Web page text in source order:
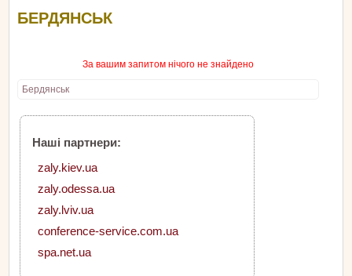
БЕРДЯНСЬК
За вашим запитом нічого не знайдено
Бердянськ
Наші партнери:
zaly.kiev.ua
zaly.odessa.ua
zaly.lviv.ua
conference-service.com.ua
spa.net.ua